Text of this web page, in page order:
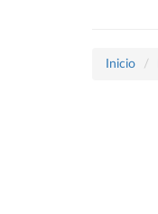
Inicio